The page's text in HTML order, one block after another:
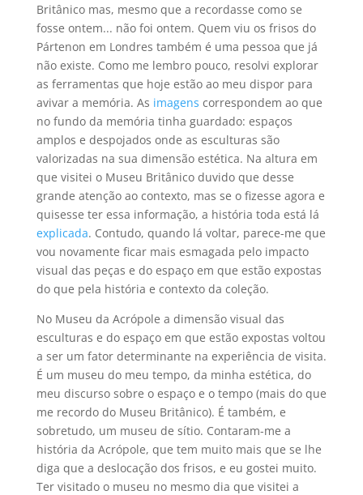
Britânico mas, mesmo que a recordasse como se
fosse ontem... não foi ontem. Quem viu os frisos do
Pártenon em Londres também é uma pessoa que já
não existe. Como me lembro pouco, resolvi explorar
as ferramentas que hoje estão ao meu dispor para
avivar a memória. As imagens correspondem ao que
no fundo da memória tinha guardado: espaços
amplos e despojados onde as esculturas são
valorizadas na sua dimensão estética. Na altura em
que visitei o Museu Britânico duvido que desse
grande atenção ao contexto, mas se o fizesse agora e
quisesse ter essa informação, a história toda está lá
explicada. Contudo, quando lá voltar, parece-me que
vou novamente ficar mais esmagada pelo impacto
visual das peças e do espaço em que estão expostas
do que pela história e contexto da coleção.
No Museu da Acrópole a dimensão visual das
esculturas e do espaço em que estão expostas voltou
a ser um fator determinante na experiência de visita.
É um museu do meu tempo, da minha estética, do
meu discurso sobre o espaço e o tempo (mais do que
me recordo do Museu Britânico). É também, e
sobretudo, um museu de sítio. Contaram-me a
história da Acrópole, que tem muito mais que se lhe
diga que a deslocação dos frisos, e eu gostei muito.
Ter visitado o museu no mesmo dia que visitei a